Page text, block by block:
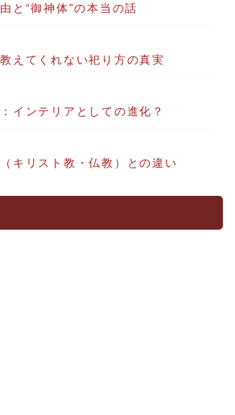
と“御神体”の本当の話
えてくれない祀り方の真実
インテリアとしての進化？
キリスト教・仏教）との違い